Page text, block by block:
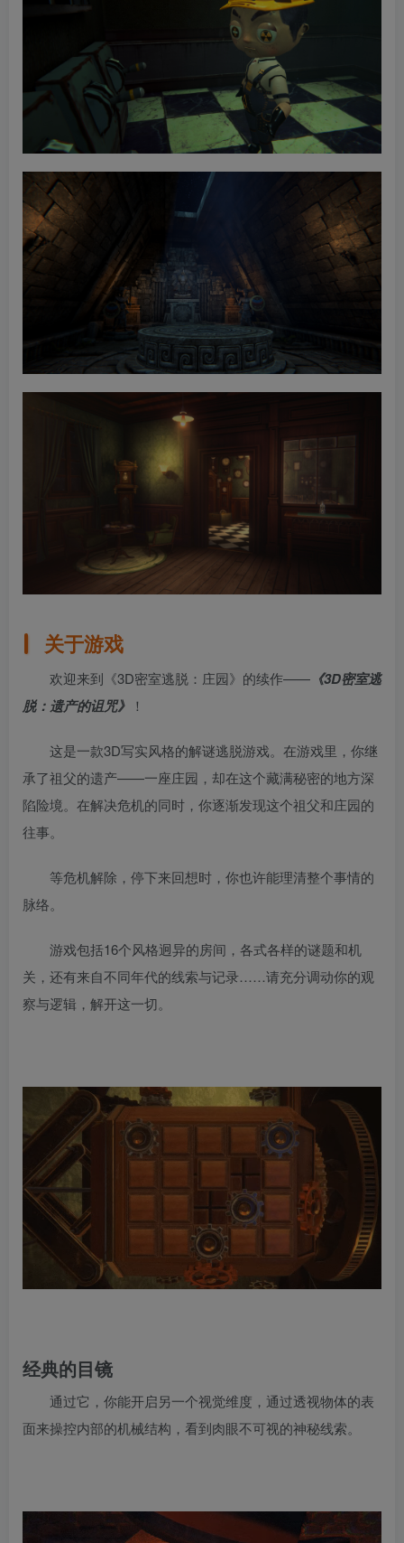
关于游戏
欢迎来到《3D密室逃脱：庄园》的续作—— 《3D密室逃
脱：遗产的诅咒》 ！
这是一款3D写实风格的解谜逃脱游戏。在游戏里，你继
承了祖父的遗产——一座庄园，却在这个藏满秘密的地方深
陷险境。在解决危机的同时，你逐渐发现这个祖父和庄园的
往事。
等危机解除，停下来回想时，你也许能理清整个事情的
脉络。
游戏包括16个风格迥异的房间，各式各样的谜题和机
关，还有来自不同年代的线索与记录……请充分调动你的观
察与逻辑，解开这一切。
经典的目镜
通过它，你能开启另一个视觉维度，通过透视物体的表
面来操控内部的机械结构，看到肉眼不可视的神秘线索。